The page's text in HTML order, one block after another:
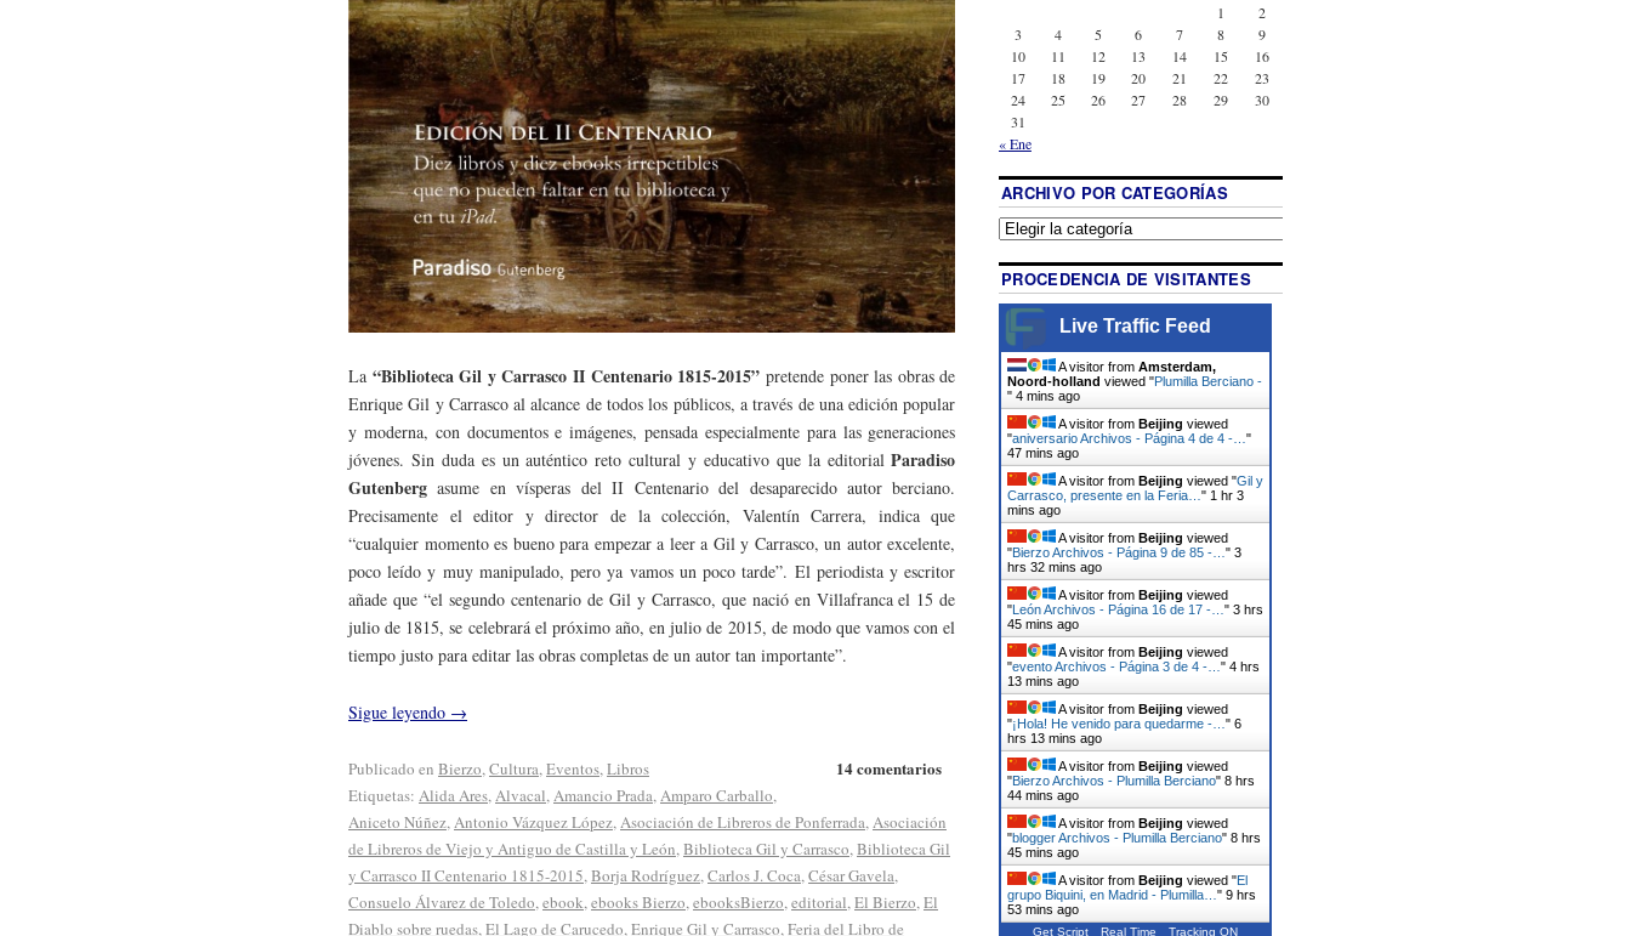
La “Biblioteca Gil y Carrasco II Centenario 1815-2015” pretende poner las obras de
Enrique Gil y Carrasco al alcance de todos los públicos, a través de una edición popular
y moderna, con documentos e imágenes, pensada especialmente para las generaciones
jóvenes. Sin duda es un auténtico reto cultural y educativo que la editorialParadiso
Gutenbergasume en vísperas del II Centenario del desaparecido autor berciano.
Precisamente el editor y director de la colección, Valentín Carrera, indica que
“cualquier momento es bueno para empezar a leer a Gil y Carrasco, un autor excelente,
poco leído y muy manipulado, pero ya vamos un poco tarde”. El periodista y escritor
añade que “el segundo centenario de Gil y Carrasco, que nació en Villafranca el 15 de
julio de 1815, se celebrará el próximo año, en julio de 2015, de modo que vamos con el
tiempo justo para editar las obras completas de un autor tan importante”.
Sigue leyendo →
14 comentarios
Publicado en Bierzo,Cultura,Eventos,Libros
Etiquetas: Alida Ares,Alvacal,Amancio Prada,Amparo Carballo,
Aniceto Núñez,Antonio Vázquez López,Asociación de Libreros de Ponferrada,Asociación
de Libreros de Viejo y Antiguo de Castilla y León,Biblioteca Gil y Carrasco,Biblioteca Gil
y Carrasco II Centenario 1815-2015,Borja Rodríguez,Carlos J. Coca,César Gavela,
Consuelo Álvarez de Toledo,ebook,ebooks Bierzo,ebooksBierzo,editorial,El Bierzo,El
Diablo sobre ruedas,El Lago de Carucedo,Enrique Gil y Carrasco,Feria del Libro de
1
2
3
4 5 6 7 8
9
10
11 12 13 14 15
16
17
18 19 20 21 22
23
24
25 26 27 28 29
30
31
« Ene
ARCHIVO POR CATEGORÍAS
PROCEDENCIA DE VISITANTES
Live Traffic Feed
A visitor from Amsterdam,
Noord-holland viewed "Plumilla Berciano -
" 4 mins ago
A visitor from Beijing viewed
"aniversario Archivos - Página 4 de 4 -… "
47 mins ago
A visitor from Beijing viewed "Gil y
Carrasco, presente en la Feria… " 1 hr 3
mins ago
A visitor from Beijing viewed
"Bierzo Archivos - Página 9 de 85 -… " 3
hrs 32 mins ago
A visitor from Beijing viewed
"León Archivos - Página 16 de 17 -… " 3 hrs
45 mins ago
A visitor from Beijing viewed
"evento Archivos - Página 3 de 4 -… " 4 hrs
13 mins ago
A visitor from Beijing viewed
"¡Hola! He venido para quedarme -… " 6
hrs 13 mins ago
A visitor from Beijing viewed
"Bierzo Archivos - Plumilla Berciano" 8 hrs
44 mins ago
A visitor from Beijing viewed
"blogger Archivos - Plumilla Berciano" 8 hrs
45 mins ago
A visitor from Beijing viewed "El
grupo Biquini, en Madrid - Plumilla… " 9 hrs
53 mins ago
Get Script Real Time Tracking ON